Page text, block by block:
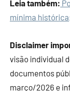
Leia também:
mínima
Disclaimer
visão individual
documentos
março/2026 e